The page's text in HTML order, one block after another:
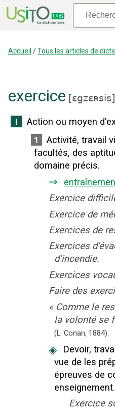
Accueil /Tous les articles de
exercice [ɛgzɛʀsis]
I Action ou moyen
1
Activité, travail
facultés, des
domaine précis.
⇒
Exercice
Exercice de
Exercices de
Exercices
d’incendie.
Exercices
Faire des
« Comme le
la volonté se
(L. Conan, 1884).
◈
Devoir,
vue de les
épreuves de
enseignement.
Exercice